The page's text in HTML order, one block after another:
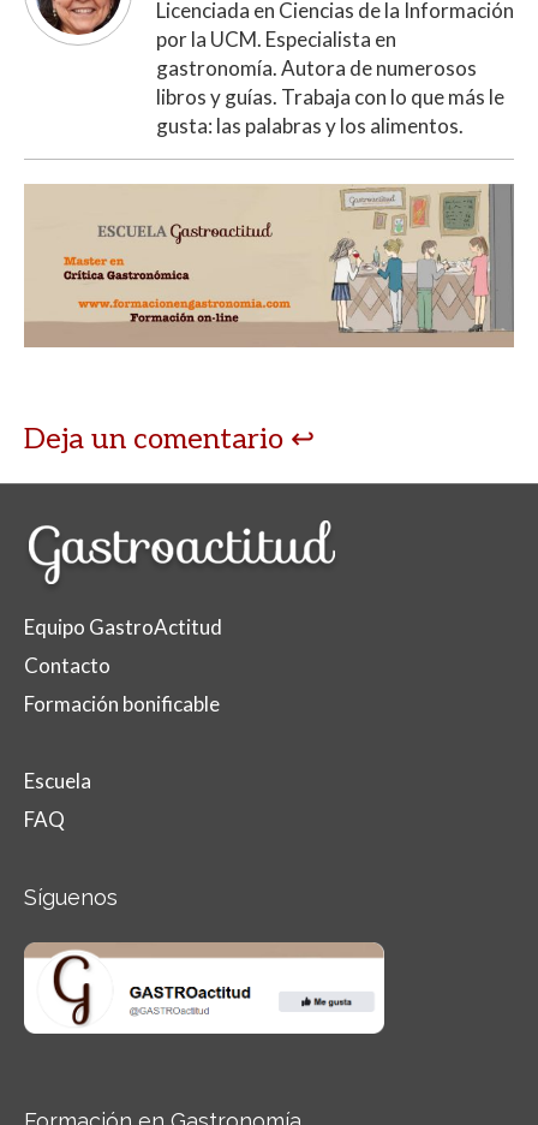
Licenciada en Ciencias de la Información
por la UCM. Especialista en
gastronomía. Autora de numerosos
libros y guías. Trabaja con lo que más le
gusta: las palabras y los alimentos.
Deja un comentario
Equipo GastroActitud
Contacto
Formación bonificable
Escuela
FAQ
Síguenos